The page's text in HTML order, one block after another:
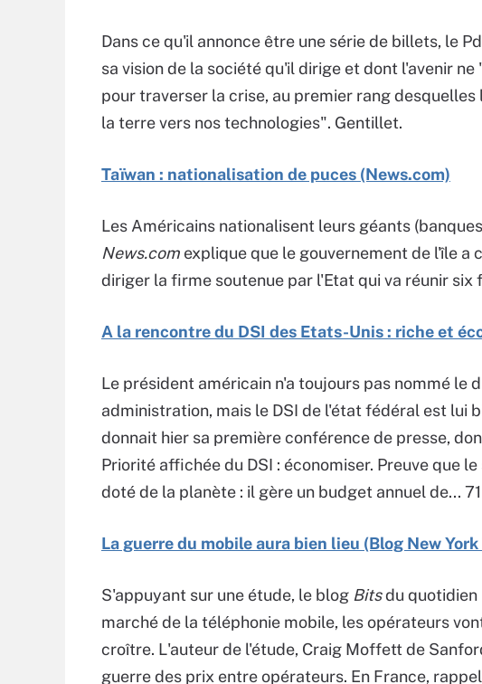
Dans ce qu'il annonce être une série de billets, le
sa vision de la société qu'il dirige et dont l'avenir
pour traverser la crise, au premier rang
la terre vers nos technologies". Gentillet.
Taïwan : nationalisation de puces (News.com)
Les Américains nationalisent leurs géants
News.com explique que le gouvernement de l'île a
diriger la firme soutenue par l'Etat qui va réunir
A la rencontre du DSI des Etats-Unis : riche et
Le président américain n'a toujours pas nommé le
administration, mais le DSI de l'état fédéral est lui
donnait hier sa première conférence de presse,
Priorité affichée du DSI : économiser. Preuve que
doté de la planète : il gère un budget annuel de...
La guerre du mobile aura bien lieu (Blog New York
S'appuyant sur une étude, le blog Bitsdu quotidien
marché de la téléphonie mobile, les opérateurs
croître. L'auteur de l'étude, Craig Moffett de
guerre des prix entre opérateurs. En France,